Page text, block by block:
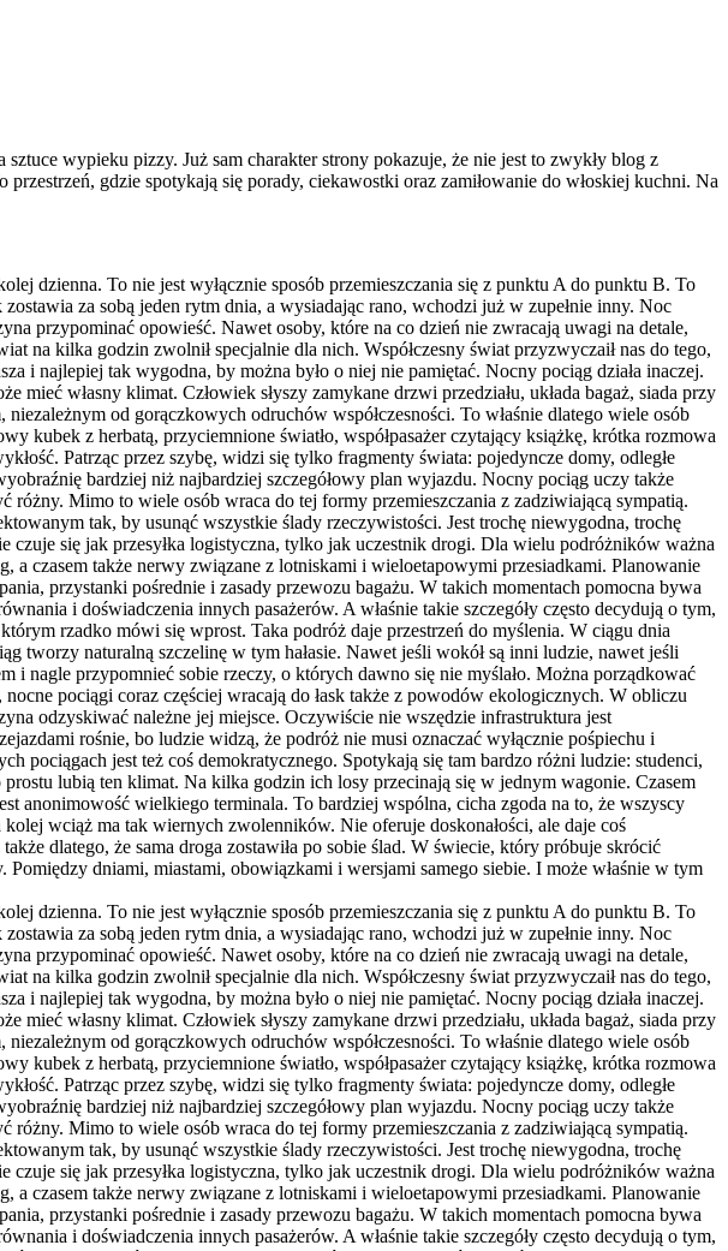
wypieku pizzy. Już sam charakter strony pokazuje, że nie jest to zwykły blog z
gdzie spotykają się porady, ciekawostki oraz zamiłowanie do włoskiej kuchni. Na
dzienna. To nie jest wyłącznie sposób przemieszczania się z punktu A do punktu B. To
za sobą jeden rytm dnia, a wysiadając rano, wchodzi już w zupełnie inny. Noc
przypominać opowieść. Nawet osoby, które na co dzień nie zwracają uwagi na detale,
na kilka godzin zwolnił specjalnie dla nich. Współczesny świat przyzwyczaił nas do tego,
i najlepiej tak wygodna, by można było o niej nie pamiętać. Nocny pociąg działa inaczej.
własny klimat. Człowiek słyszy zamykane drzwi przedziału, układa bagaż, siada przy
od gorączkowych odruchów współczesności. To właśnie dlatego wiele osób
kubek z herbatą, przyciemnione światło, współpasażer czytający książkę, krótka rozmowa
Patrząc przez szybę, widzi się tylko fragmenty świata: pojedyncze domy, odległe
bardziej niż najbardziej szczegółowy plan wyjazdu. Nocny pociąg uczy także
Mimo to wiele osób wraca do tej formy przemieszczania z zadziwiającą sympatią.
tak, by usunąć wszystkie ślady rzeczywistości. Jest trochę niewygodna, trochę
się jak przesyłka logistyczna, tylko jak uczestnik drogi. Dla wielu podróżników ważna
a czasem także nerwy związane z lotniskami i wieloetapowymi przesiadkami. Planowanie
przystanki pośrednie i zasady przewozu bagażu. W takich momentach pomocna bywa
i doświadczenia innych pasażerów. A właśnie takie szczegóły często decydują o tym,
rzadko mówi się wprost. Taka podróż daje przestrzeń do myślenia. W ciągu dnia
tworzy naturalną szczelinę w tym hałasie. Nawet jeśli wokół są inni ludzie, nawet jeśli
i nagle przypomnieć sobie rzeczy, o których dawno się nie myślało. Można porządkować
pociągi coraz częściej wracają do łask także z powodów ekologicznych. W obliczu
odzyskiwać należne jej miejsce. Oczywiście nie wszędzie infrastruktura jest
rośnie, bo ludzie widzą, że podróż nie musi oznaczać wyłącznie pośpiechu i
pociągach jest też coś demokratycznego. Spotykają się tam bardzo różni ludzie: studenci,
lubią ten klimat. Na kilka godzin ich losy przecinają się w jednym wagonie. Czasem
anonimowość wielkiego terminala. To bardziej wspólna, cicha zgoda na to, że wszyscy
wciąż ma tak wiernych zwolenników. Nie oferuje doskonałości, ale daje coś
dlatego, że sama droga zostawiła po sobie ślad. W świecie, który próbuje skrócić
dniami, miastami, obowiązkami i wersjami samego siebie. I może właśnie w tym
dzienna. To nie jest wyłącznie sposób przemieszczania się z punktu A do punktu B. To
za sobą jeden rytm dnia, a wysiadając rano, wchodzi już w zupełnie inny. Noc
przypominać opowieść. Nawet osoby, które na co dzień nie zwracają uwagi na detale,
na kilka godzin zwolnił specjalnie dla nich. Współczesny świat przyzwyczaił nas do tego,
i najlepiej tak wygodna, by można było o niej nie pamiętać. Nocny pociąg działa inaczej.
własny klimat. Człowiek słyszy zamykane drzwi przedziału, układa bagaż, siada przy
od gorączkowych odruchów współczesności. To właśnie dlatego wiele osób
kubek z herbatą, przyciemnione światło, współpasażer czytający książkę, krótka rozmowa
Patrząc przez szybę, widzi się tylko fragmenty świata: pojedyncze domy, odległe
bardziej niż najbardziej szczegółowy plan wyjazdu. Nocny pociąg uczy także
Mimo to wiele osób wraca do tej formy przemieszczania z zadziwiającą sympatią.
tak, by usunąć wszystkie ślady rzeczywistości. Jest trochę niewygodna, trochę
się jak przesyłka logistyczna, tylko jak uczestnik drogi. Dla wielu podróżników ważna
a czasem także nerwy związane z lotniskami i wieloetapowymi przesiadkami. Planowanie
przystanki pośrednie i zasady przewozu bagażu. W takich momentach pomocna bywa
i doświadczenia innych pasażerów. A właśnie takie szczegóły często decydują o tym,